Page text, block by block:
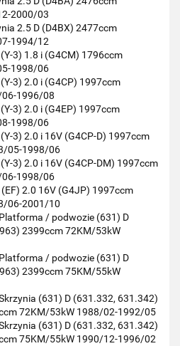
2000/03
2.5 D (D4BX) 2477ccm
1994/12
3) 1.8 i (G4CM) 1796ccm
1998/06
3) 2.0 i (G4CP) 1997ccm
1996/08
3) 2.0 i (G4EP) 1997ccm
1998/06
3) 2.0 i 16V (G4CP-D) 1997ccm
05-1998/06
3) 2.0 i 16V (G4CP-DM) 1997ccm
1998/06
(EF) 2.0 16V (G4JP) 1997ccm
06-2001/10
/ podwozie (631) D
2399ccm 72KM/53kW
/ podwozie (631) D
2399ccm 75KM/55kW
(631) D (631.332, 631.342)
72KM/53kW 1988/02-1992/05
(631) D (631.332, 631.342)
75KM/55kW 1990/12-1996/02